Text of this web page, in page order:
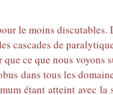
le moins discutables.
cascades de
ce que nous voyons
dans tous les
étant atteint avec la